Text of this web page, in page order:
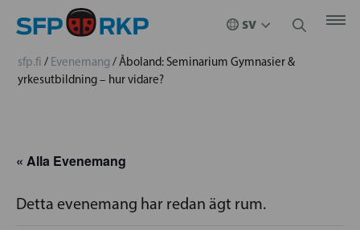
sfp.fi / Evenemang /Åboland: Seminarium Gymnasier &
yrkesutbildning – hur vidare?
« Alla Evenemang
Detta evenemang har redan ägt rum.